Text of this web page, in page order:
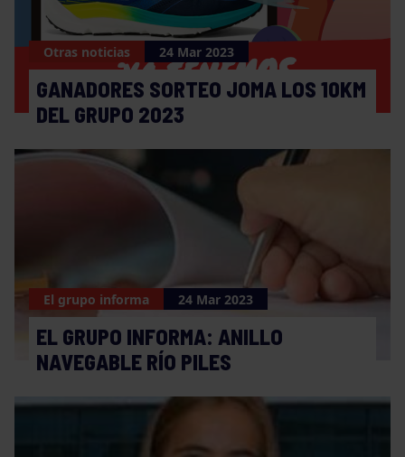
Otras noticias 24 Mar 2023
GANADORES SORTEO JOMA LOS 10KM
DEL GRUPO 2023
El grupo informa 24 Mar 2023
EL GRUPO INFORMA: ANILLO
NAVEGABLE RÍO PILES